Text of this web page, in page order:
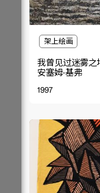
架上绘画
我曾见过迷雾之
安塞姆·基弗
1997